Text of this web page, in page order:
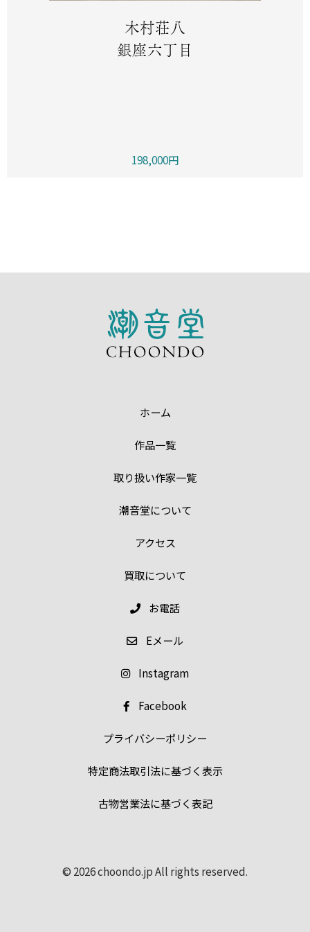
木村荘八
銀座六丁目
198,000円
ホーム
作品一覧
取り扱い作家一覧
潮音堂について
アクセス
買取について
お電話
Eメール
Instagram
Facebook
プライバシーポリシー
特定商法取引法に基づく表示
古物営業法に基づく表記
© 2026 choondo.jp All rights reserved.